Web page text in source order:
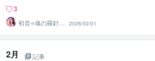
3
初音⭐️魂の羅針盤
ルミナススター
鑑定
2026/02/01
2月
記事